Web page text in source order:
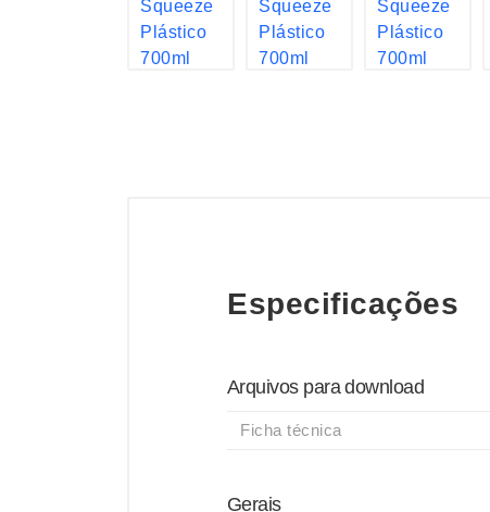
Especificações
Arquivos para download
Ficha técnica
Gerais